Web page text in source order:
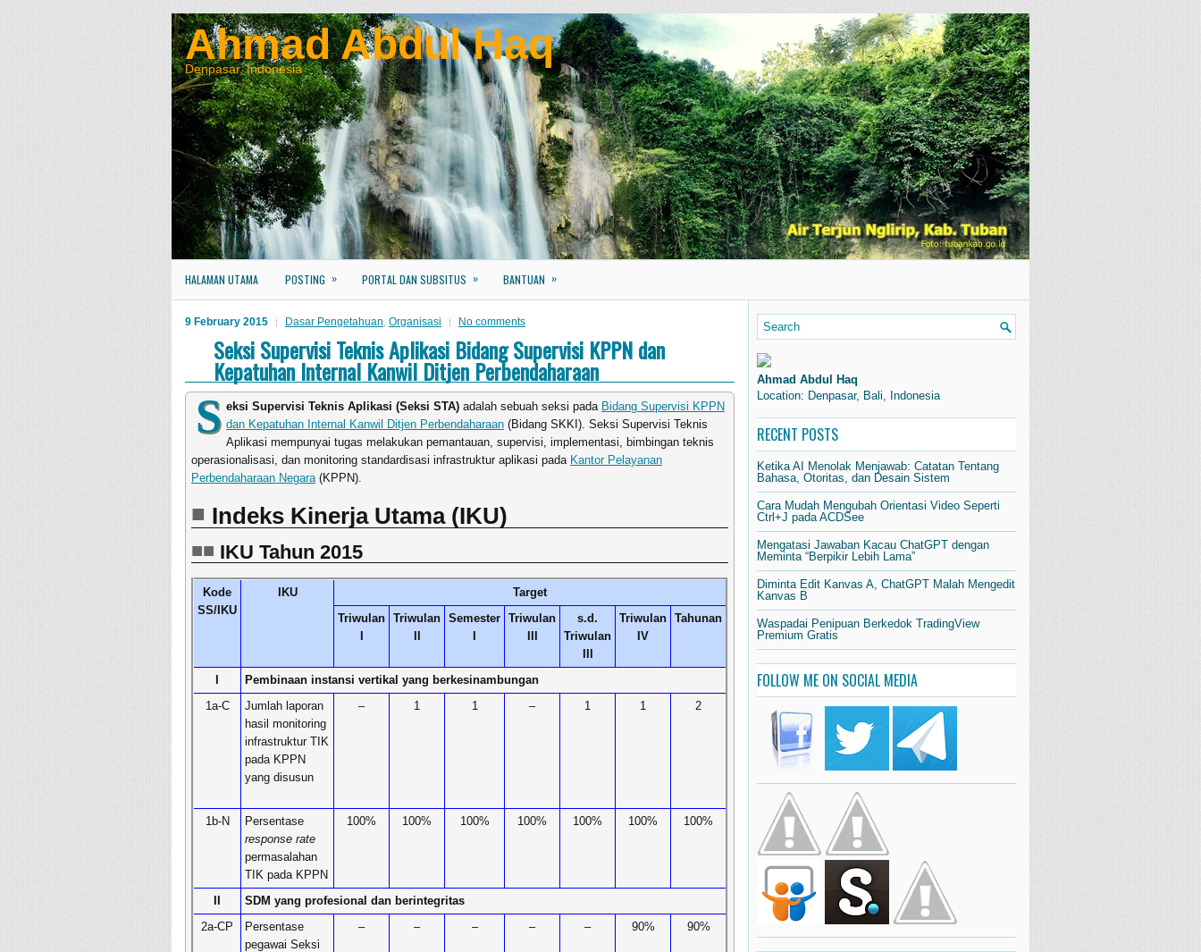
Ahmad Abdul Haq
Denpasar, Indonesia
HALAMAN UTAMA POSTING » PORTAL DAN SUBSITUS » BANTUAN »
9 February 2015 Dasar Pengetahuan, Organisasi No comments
Seksi Supervisi Teknis Aplikasi Bidang Supervisi KPPN dan
Kepatuhan Internal Kanwil Ditjen Perbendaharaan
S eksi Supervisi Teknis Aplikasi (Seksi STA) adalah sebuah seksi pada Bidang Supervisi KPPN
dan Kepatuhan Internal Kanwil Ditjen Perbendaharaan (Bidang SKKI). Seksi Supervisi Teknis
Aplikasi mempunyai tugas melakukan pemantauan, supervisi, implementasi, bimbingan teknis
operasionalisasi, dan monitoring standardisasi infrastruktur aplikasi pada Kantor Pelayanan
Perbendaharaan Negara(KPPN).
Indeks Kinerja Utama (IKU)
IKU Tahun 2015
Kode
SS/IKU
IKU
Target
Triwulan Triwulan Semester Triwulan
s.d.
Triwulan
Triwulan
IV
Tahunan
Pembinaan instansi vertikal yang berkesinambungan
1a-C
Jumlah laporan
hasil monitoring
infrastruktur TIK
pada KPPN
yang disusun
– 1 1 – 1 1 2
1b-N
Persentase
response rate
permasalahan
TIK pada KPPN
100% 100% 100% 100% 100% 100% 100%
SDM yang profesional dan berintegritas
2a-CP
Persentase
pegawai Seksi
– – – – – 90% 90%
Ahmad Abdul Haq
Location: Denpasar, Bali, Indonesia
RECENT POSTS
Ketika AI Menolak Menjawab: Catatan Tentang
Bahasa, Otoritas, dan Desain Sistem
Cara Mudah Mengubah Orientasi Video Seperti
Ctrl+J pada ACDSee
Mengatasi Jawaban Kacau ChatGPT dengan
Meminta “Berpikir Lebih Lama”
Diminta Edit Kanvas A, ChatGPT Malah Mengedit
Kanvas B
Waspadai Penipuan Berkedok TradingView
Premium Gratis
FOLLOW ME ON SOCIAL MEDIA